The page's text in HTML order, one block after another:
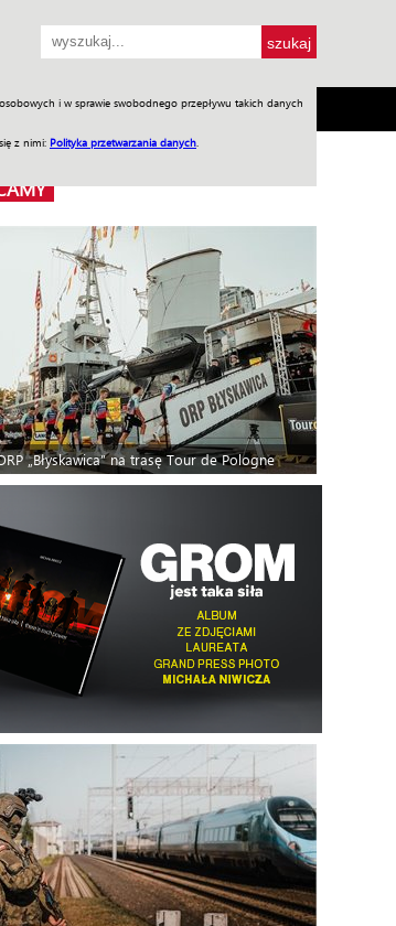
i w sprawie swobodnego przepływu takich danych
z nimi: Polityka przetwarzania danych
Jednodniówki Praca w WIW
„Błyskawica” na trasę Tour de Pologne